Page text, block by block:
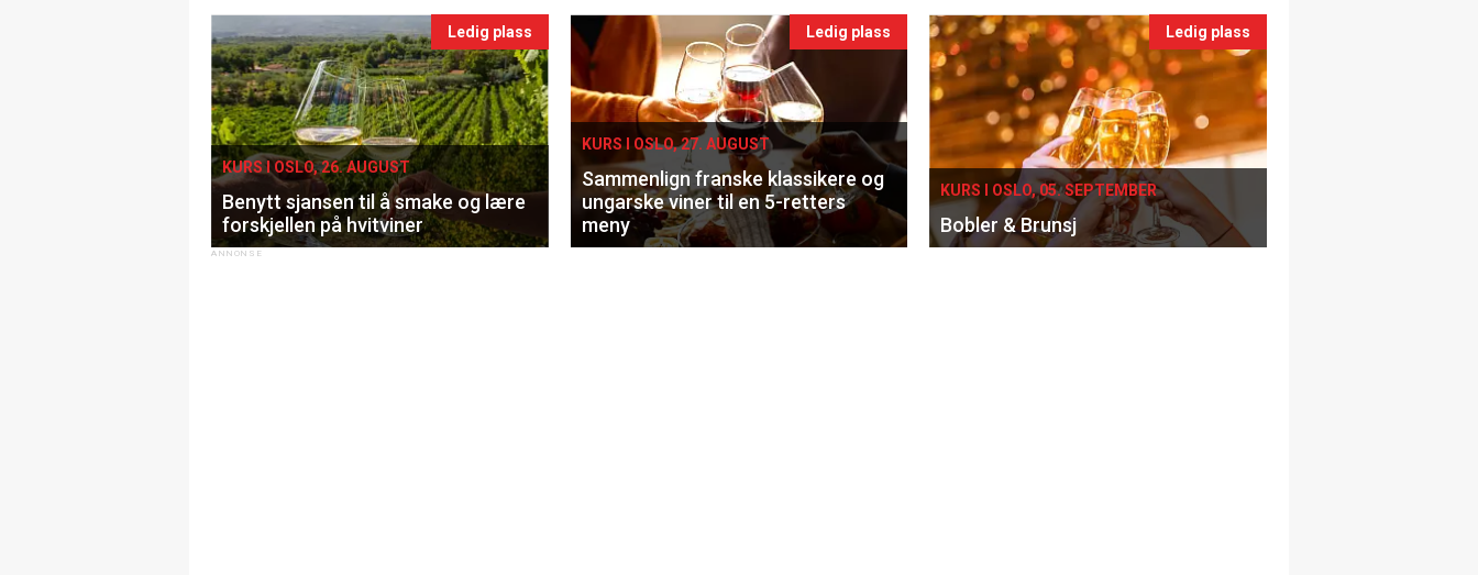
Ledig plass
KURS I OSLO, 26. AUGUST
Benytt sjansen til å smake og lære
forskjellen på hvitviner
Ledig plass
KURS I OSLO, 27. AUGUST
Sammenlign franske klassikere og
ungarske viner til en 5-retters
meny
Ledig plass
KURS I OSLO, 05. SEPTEMBER
Bobler & Brunsj